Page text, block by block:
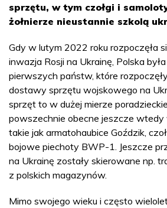
sprzętu, w tym czołgi i
żołnierze nieustannie szkolą
Gdy w lutym 2022 roku rozpoczęła
inwazja Rosji na Ukrainę, Polska
pierwszych państw, które
dostawy sprzętu wojskowego na
sprzęt to w dużej mierze
powszechnie obecne jeszcze wtedy
takie jak armatohaubice Goździk,
bojowe piechoty BWP-1. Jeszcze
na Ukrainę zostały skierowane np.
z polskich magazynów.
Mimo swojego wieku i często